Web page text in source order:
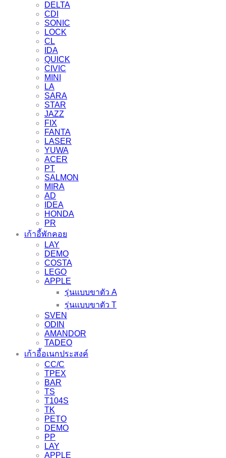
DELTA
CDI
SONIC
LOCK
CL
IDA
QUICK
CIVIC
MINI
LA
SARA
STAR
JAZZ
FIX
FANTA
LASER
YUWA
ACER
PT
SALMON
MIRA
AD
IDEA
HONDA
PR
เก้าอี้พักคอย
LAY
DEMO
COSTA
LEGO
APPLE
รุ่นแบบขาตัว A
รุ่นแบบขาตัว T
SVEN
ODIN
AMANDOR
TADEO
เก้าอี้อเนกประสงค์
CC/C
TPEX
BAR
TS
T104S
TK
PETO
DEMO
PP
LAY
APPLE